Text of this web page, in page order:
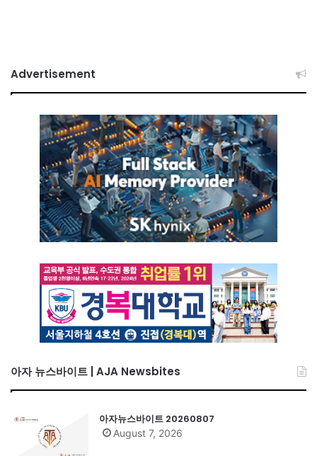
Advertisement
아자 뉴스바이트 | AJA Newsbites
아자뉴스바이트 20260807
August 7, 2026